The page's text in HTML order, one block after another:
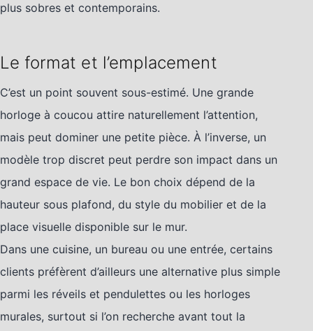
plus sobres et contemporains.
Le format et l’emplacement
C’est un point souvent sous-estimé. Une grande
horloge à coucou attire naturellement l’attention,
mais peut dominer une petite pièce. À l’inverse, un
modèle trop discret peut perdre son impact dans un
grand espace de vie. Le bon choix dépend de la
hauteur sous plafond, du style du mobilier et de la
place visuelle disponible sur le mur.
Dans une cuisine, un bureau ou une entrée, certains
clients préfèrent d’ailleurs une alternative plus simple
parmi les réveils et pendulettes ou les horloges
murales, surtout si l’on recherche avant tout la